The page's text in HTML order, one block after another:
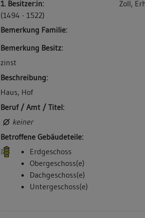
Betroffene Gebäudeteile:
5. Bauphase:
(1719)
Die Appischen Erben verkaufen das Haus
Christian Gratzer: "Eine kleine Behausung
der Schloßgassen, neben dem
Scheyhing". (a)
Betroffene Gebäudeteile:
keine
1. Besitzer:in:
(1494 - 1522)
Zoll,
Bemerkung Familie:
Bemerkung Besitz:
zinst
Beschreibung:
Haus, Hof
Beruf / Amt / Titel:
keiner
Betroffene Gebäudeteile:
Erdgeschoss
Obergeschoss(e)
Dachgeschoss(e)
Untergeschoss(e)